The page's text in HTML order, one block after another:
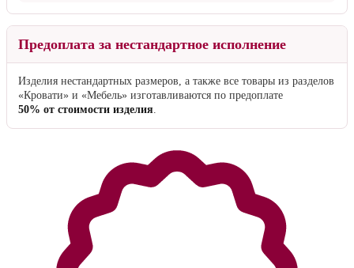
Предоплата за нестандартное исполнение
Изделия нестандартных размеров, а также все товары из разделов
«Кровати» и «Мебель» изготавливаются по предоплате
50% от стоимости изделия